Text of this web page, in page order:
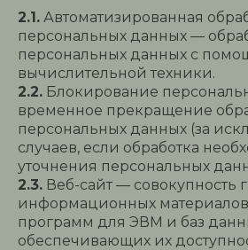
2.1. Автоматизированная
персональных данных —
персональных данных с
вычислительной техники.
2.2. Блокирование
временное прекращение
персональных данных (за
случаев, если обработка
уточнения персональных
2.3. Веб-сайт — совокупность
информационных
программ для ЭВМ и баз
обеспечивающих их